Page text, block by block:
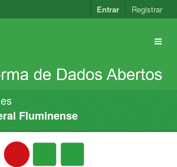
Entrar Registrar
Fluminense